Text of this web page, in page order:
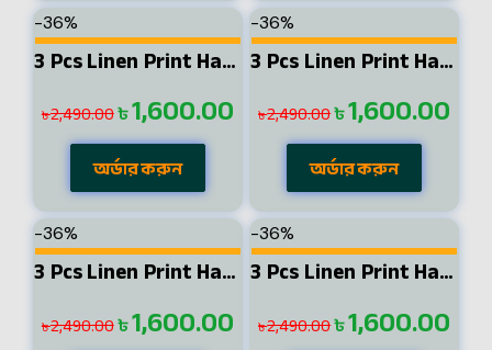
-36%
3 Pcs Linen Print Half Shirt-Sky+Petrol+Ash
৳2,490.00৳1,600.00
অর্ডার করুন
-36%
3 Pcs Linen Print Half Shirt-Black+Sky+Lemon
৳2,490.00৳1,600.00
অর্ডার করুন
-36%
3 Pcs Linen Print Half Shirt-Black+Sky+Pest
৳2,490.00৳1,600.00
-36%
3 Pcs Linen Print Half Shirt-Black+Petrol+Lemon
৳2,490.00৳1,600.00